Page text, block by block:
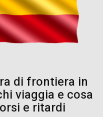
di frontiera in
viaggia e cosa
e ritardi